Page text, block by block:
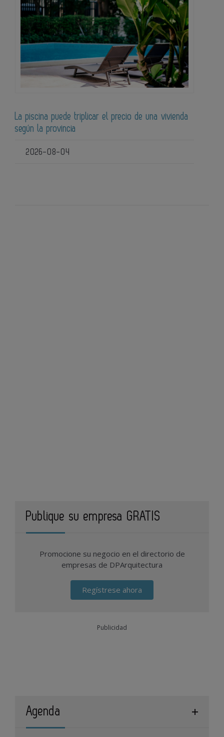
La piscina puede triplicar el precio de una vivienda
según la provincia
2026-08-04
Publique su empresa GRATIS
Promocione su negocio en el directorio de
empresas de DPArquitectura
Regístrese ahora
Publicidad
Agenda